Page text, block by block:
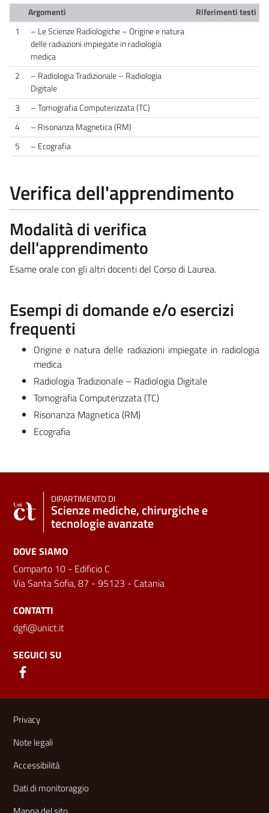
Argomenti
Riferimenti testi
1
– Le Scienze Radiologiche – Origine e natura
delle radiazioni impiegate in radiologia
medica
2
– Radiologia Tradizionale – Radiologia
Digitale
3
– Tomografia Computerizzata (TC)
4
– Risonanza Magnetica (RM)
5
– Ecografia
Verifica dell'apprendimento
Modalità di verifica
dell'apprendimento
Esame orale con gli altri docenti del Corso di Laurea.
Esempi di domande e/o esercizi
frequenti
Origine e natura delle radiazioni impiegate in radiologia
medica
Radiologia Tradizionale – Radiologia Digitale
Tomografia Computerizzata (TC)
Risonanza Magnetica (RM)
Ecografia
DIPARTIMENTO DI
Scienze mediche, chirurgiche e
tecnologie avanzate
DOVE SIAMO
Comparto 10 - Edificio C
Via Santa Sofia, 87 - 95123 - Catania
CONTATTI
dgfi@unict.it
SEGUICI SU
Link e informazioni utili
Privacy
Note legali
Accessibilità
Dati di monitoraggio